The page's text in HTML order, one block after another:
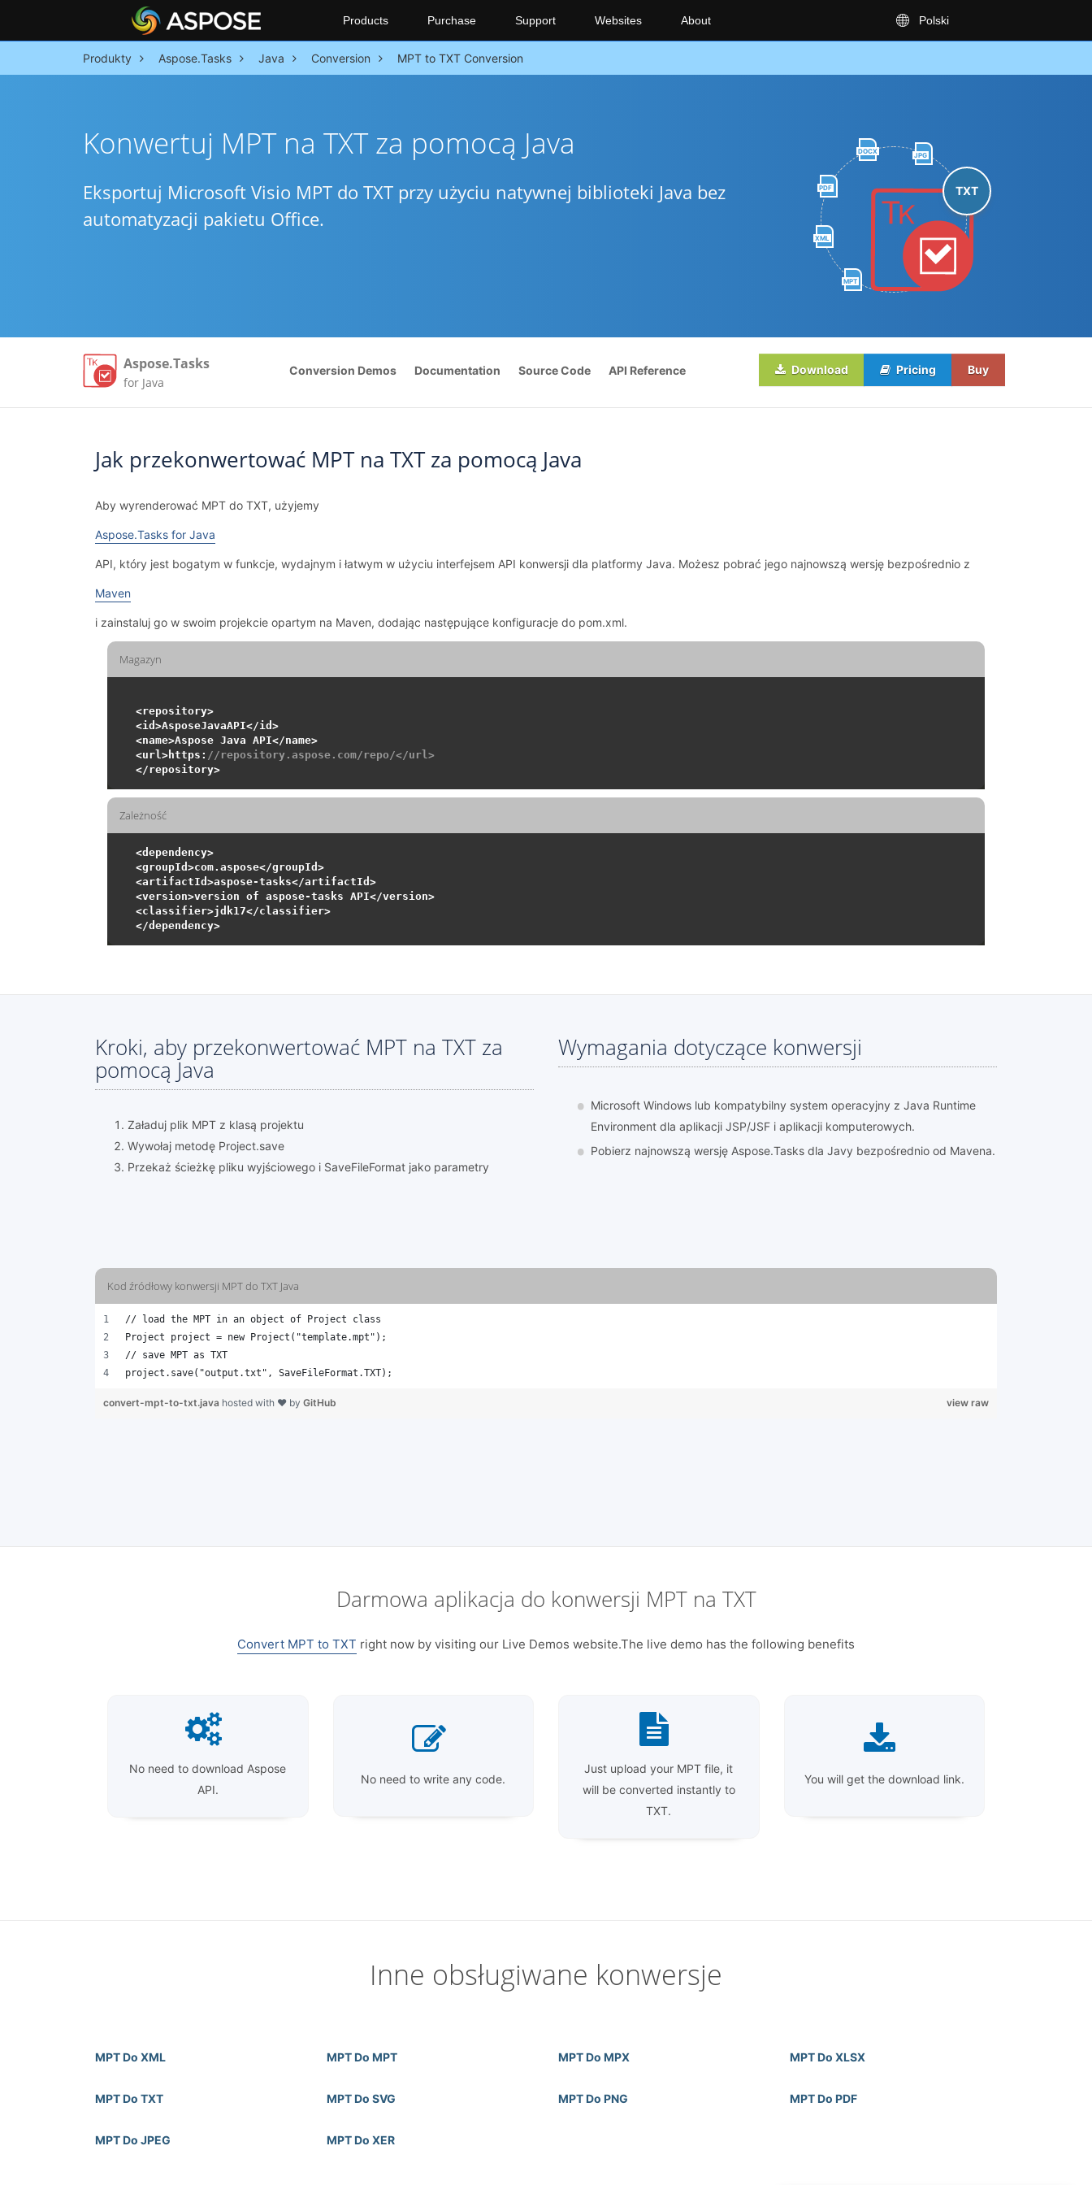
Products Purchase Support Websites About Polski
Produkty Aspose.Tasks Java Conversion MPT to TXT Conversion
DOCX
JPG
PDF
XML
MPT
TXT
Konwertuj MPT na TXT za pomocą Java
Eksportuj Microsoft Visio MPT do TXT przy użyciu natywnej biblioteki Java bez
automatyzacji pakietu Office.
Aspose.Tasks
for Java
Conversion Demos Documentation Source Code API Reference Download Pricing Buy
Jak przekonwertować MPT na TXT za pomocą Java
Aby wyrenderować MPT do TXT, użyjemy
Aspose.Tasks for Java
API, który jest bogatym w funkcje, wydajnym i łatwym w użyciu interfejsem API konwersji dla platformy Java. Możesz pobrać jego najnowszą wersję bezpośrednio z
Maven
i zainstaluj go w swoim projekcie opartym na Maven, dodając następujące konfiguracje do pom.xml.
Magazyn
<repository>
<id>AsposeJavaAPI</id>
<name>Aspose Java API</name>
<url>https: //repository.aspose.com/repo/</url>
Zależność
<dependency>
<groupId>com.aspose</groupId>
<artifactId>aspose-tasks</artifactId>
<version>version of aspose-tasks API</version>
<classifier>jdk17</classifier>
Kroki, aby przekonwertować MPT na TXT za
pomocą Java
Załaduj plik MPT z klasą projektu
Wywołaj metodę Project.save
Przekaż ścieżkę pliku wyjściowego i SaveFileFormat jako parametry
Wymagania dotyczące konwersji
Microsoft Windows lub kompatybilny system operacyjny z Java Runtime
Environment dla aplikacji JSP/JSF i aplikacji komputerowych.
Pobierz najnowszą wersję Aspose.Tasks dla Javy bezpośrednio od Mavena.
Kod źródłowy konwersji MPT do TXT Java
// load the MPT in an object of Project class
Project project = new Project("template.mpt");
// save MPT as TXT
project.save("output.txt", SaveFileFormat.TXT);
view raw
convert-mpt-to-txt.java hosted with ❤ by GitHub
Darmowa aplikacja do konwersji MPT na TXT
Convert MPT to TXT right now by visiting our Live Demos website.The live demo has the following benefits
No need to download Aspose
API.
No need to write any code.
Just upload your MPT file, it
will be converted instantly to
TXT.
You will get the download link.
Inne obsługiwane konwersje
MPT Do XML MPT Do MPT MPT Do MPX MPT Do XLSX
MPT Do TXT MPT Do SVG MPT Do PNG MPT Do PDF
MPT Do JPEG MPT Do XER